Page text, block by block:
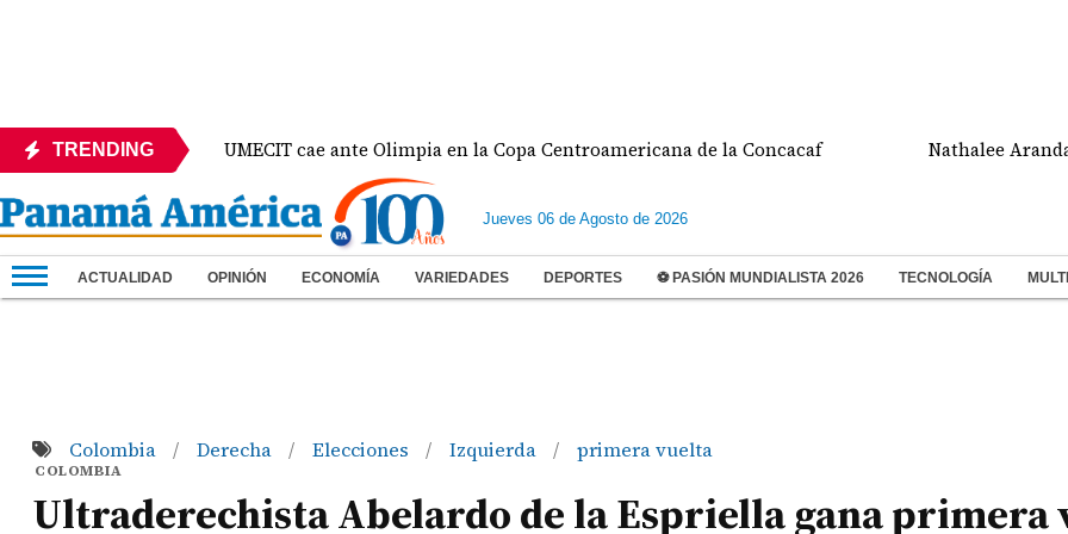
TRENDING UMECIT cae ante Olimpia en la Copa Centroamericana de la Concacaf Nathalee Aranda
Jueves 06 de Agosto de 2026
ACTUALIDAD OPINIÓN ECONOMÍA VARIEDADES DEPORTES ⚽ PASIÓN MUNDIALISTA 2026 TECNOLOGÍA
Colombia / Derecha / Elecciones / Izquierda / primera vuelta
COLOMBIA
Ultraderechista Abelardo de la Espriella gana primera